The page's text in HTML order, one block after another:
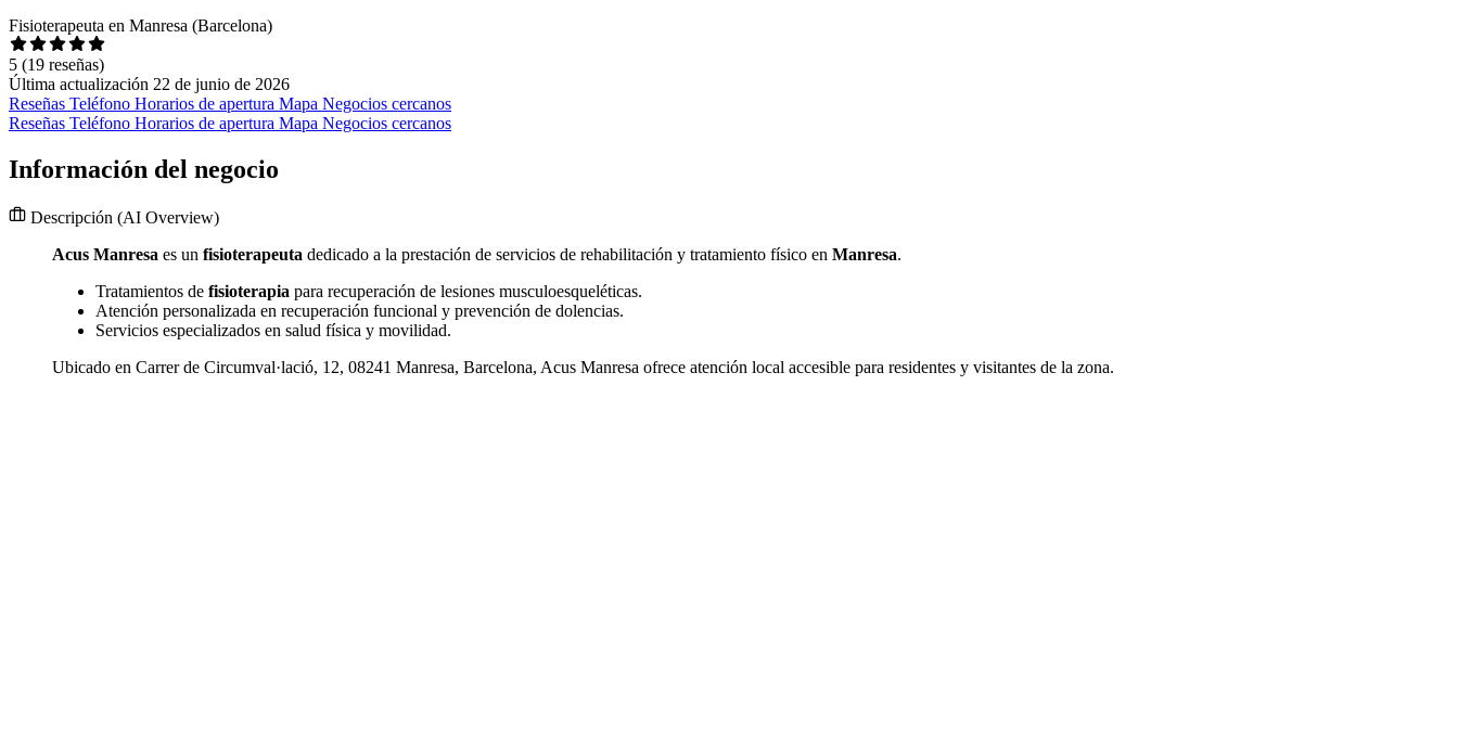
Fisioterapeuta en Manresa (Barcelona)
5 (19 reseñas)
Última actualización 22 de junio de 2026
Reseñas Teléfono Horarios de apertura Mapa Negocios cercanos
Reseñas Teléfono Horarios de apertura Mapa Negocios cercanos
Información del negocio
Descripción (AI Overview)
Acus Manresa es un fisioterapeuta dedicado a la prestación de servicios de rehabilitación y tratamiento físico en Manresa.
Tratamientos de fisioterapia para recuperación de lesiones musculoesqueléticas.
Atención personalizada en recuperación funcional y prevención de dolencias.
Servicios especializados en salud física y movilidad.
Ubicado en Carrer de Circumval·lació, 12, 08241 Manresa, Barcelona, Acus Manresa ofrece atención local accesible para residentes y visitantes de la zona.